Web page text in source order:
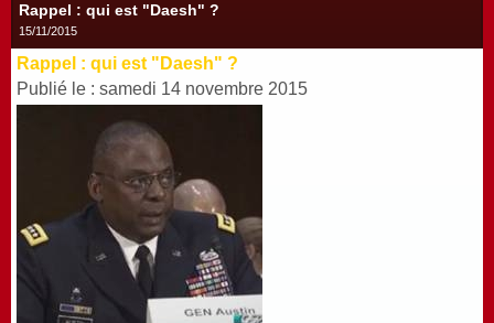
Rappel : qui est "Daesh" ?
15/11/2015
Rappel : qui est "Daesh" ?
Publié le : samedi 14 novembre 2015